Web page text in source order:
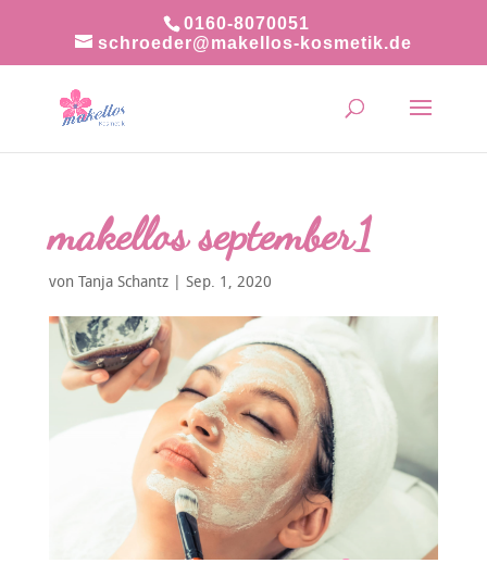
0160-8070051
schroeder@makellos-kosmetik.de
makellos september1
von Tanja Schantz| Sep. 1, 2020